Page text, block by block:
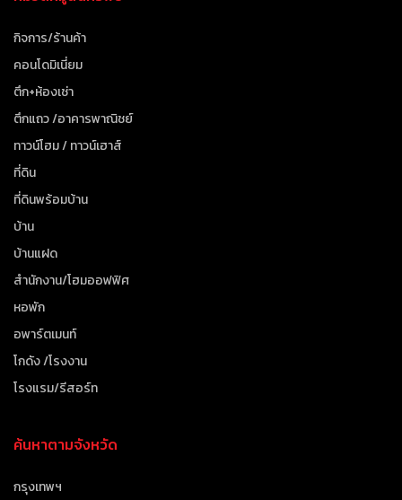
กิจการ/ร้านค้า
คอนโดมิเนี่ยม
ตึก+ห้องเช่า
ตึกแถว /อาคารพาณิชย์
ทาวน์โฮม / ทาวน์เฮาส์
ที่ดิน
ที่ดินพร้อมบ้าน
บ้าน
บ้านแฝด
สำนักงาน/โฮมออฟฟิศ
หอพัก
อพาร์ตเมนท์
โกดัง /โรงงาน
โรงแรม/รีสอร์ท
ค้นหาตามจังหวัด
กรุงเทพฯ